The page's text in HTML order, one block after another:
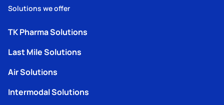
Solutions we offer
TK Pharma Solutions
Last Mile Solutions
Air Solutions
Intermodal Solutions